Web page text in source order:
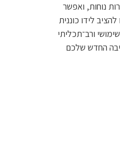
נוחות, ואפשר
לידו כוננית
ורב־תכליתי
החדש שלכם